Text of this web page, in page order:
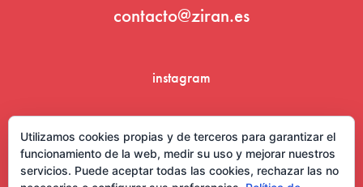
contacto@ziran.es
instagram
Utilizamos cookies propias y de terceros para garantizar el
funcionamiento de la web, medir su uso y mejorar nuestros
servicios. Puede aceptar todas las cookies, rechazar las no